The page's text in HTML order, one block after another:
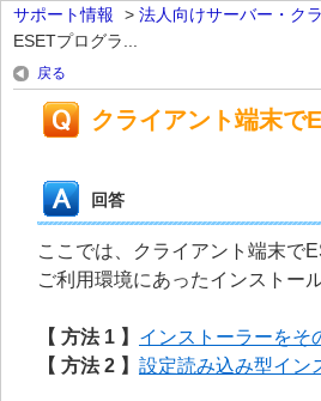
サポート情報 > 法人向けサーバー・ク
ESETプログラ...
戻る
クライアント端末で
回答
ここでは、クライアント端末で
ご利用環境にあったインストー
【 方法 1 】 インストーラーをそ
【 方法 2 】 設定読み込み型イン